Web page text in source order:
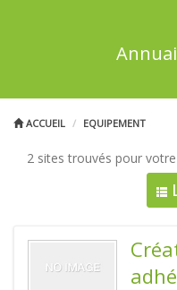
ACCUEIL EQUIPEMENT
2 sites trouvés pour